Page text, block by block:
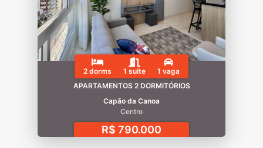
2 dorms 1 suíte
1 vaga
APARTAMENTOS 2 DORMITÓRIOS
Capão da Canoa
Centro
R$ 790.000